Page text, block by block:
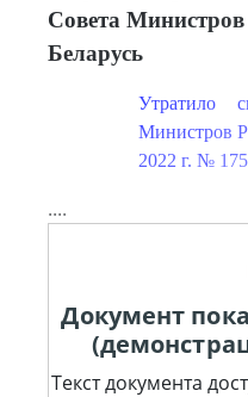
Совета
Беларусь
Утратило
Министров
2022 г. № 175
....
Документ
Текст документа